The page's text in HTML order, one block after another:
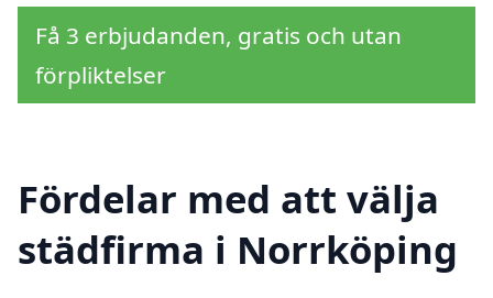
Få 3 erbjudanden, gratis och utan
förpliktelser
Fördelar med att välja
städfirma i Norrköping